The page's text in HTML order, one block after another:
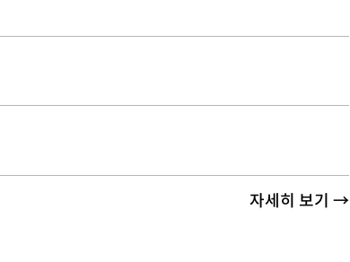
자세히 보기 →